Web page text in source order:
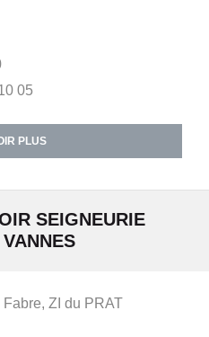
05
PLUS
SEIGNEURIE
ZI du PRAT